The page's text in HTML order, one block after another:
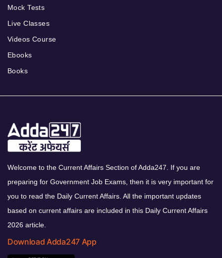
Mock Tests
Live Classes
Videos Course
Ebooks
Books
Welcome to the Current Affairs Section of Adda247. If you are
preparing for Government Job Exams, then it is very important for
you to read the Daily Current Affairs. All the important updates
based on current affairs are included in this Daily Current Affairs
2026 article.
Download Adda247 App